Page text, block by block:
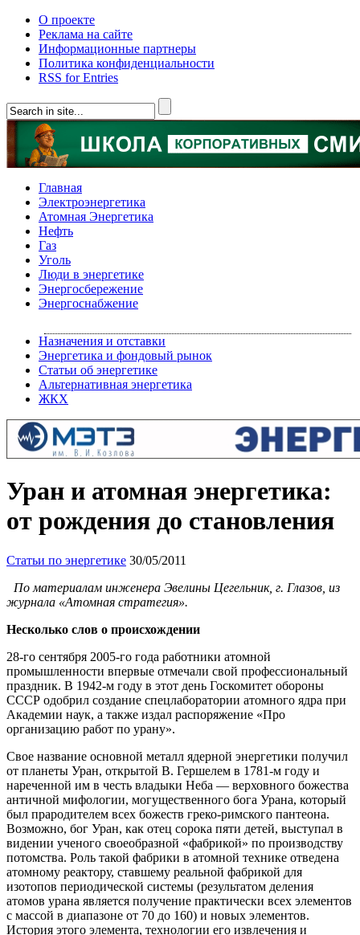
О проекте
Реклама на сайте
Информационные партнеры
Политика конфиденциальности
RSS for Entries
Главная
Электроэнергетика
Атомная Энергетика
Нефть
Газ
Уголь
Люди в энергетике
Энергосбережение
Энергоснабжение
Назначения и отставки
Энергетика и фондовый рынок
Статьи об энергетике
Альтернативная энергетика
ЖКХ
Уран и атомная энергетика:
от рождения до становления
Статьи по энергетике 30/05/2011
По материалам инженера Эвелины Цегельник, г. Глазов, из
журнала «Атомная стратегия».
Несколько слов о происхождении
28-го сентября 2005-го года работники атомной
промышленности впервые отмечали свой профессиональный
праздник. В 1942-м году в этот день Госкомитет обороны
СССР одобрил создание спецлаборатории атомного ядра при
Академии наук, а также издал распоряжение «Про
организацию работ по урану».
Свое название основной металл ядерной энергетики получил
от планеты Уран, открытой В. Гершелем в 1781-м году и
нареченной им в честь владыки Неба — верховного божества
античной мифологии, могущественного бога Урана, который
был прародителем всех божеств греко-римского пантеона.
Возможно, бог Уран, как отец сорока пяти детей, выступал в
видении ученого своеобразной «фабрикой» по производству
потомства. Роль такой фабрики в атомной технике отведена
атомному реактору, ставшему реальной фабрикой для
изотопов периодической системы (результатом деления
атомов урана является получение практически всех элементов
с массой в диапазоне от 70 до 160) и новых элементов.
История этого элемента, технологии его извлечения и